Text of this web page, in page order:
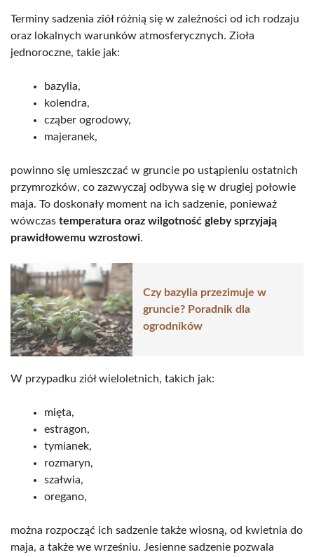
Terminy sadzenia ziół różnią się w zależności od ich rodzaju
oraz lokalnych warunków atmosferycznych. Zioła
jednoroczne, takie jak:
bazylia,
kolendra,
cząber ogrodowy,
majeranek,
powinno się umieszczać w gruncie po ustąpieniu ostatnich
przymrozków, co zazwyczaj odbywa się w drugiej połowie
maja. To doskonały moment na ich sadzenie, ponieważ
wówczas temperatura oraz wilgotność gleby sprzyjają
prawidłowemu wzrostowi.
Czy bazylia przezimuje w
gruncie? Poradnik dla
ogrodników
W przypadku ziół wieloletnich, takich jak:
mięta,
estragon,
tymianek,
rozmaryn,
szałwia,
oregano,
można rozpocząć ich sadzenie także wiosną, od kwietnia do
maja, a także we wrześniu. Jesienne sadzenie pozwala